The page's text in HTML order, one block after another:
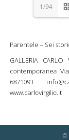
1/94
Parentele – Sei
GALLERIA
contemporanea
6871093
www.carlovirgilio.it
©